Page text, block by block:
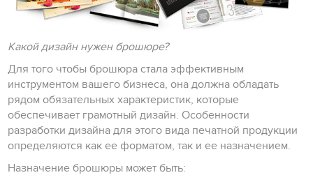
Какой дизайн нужен брошюре?
Для того чтобы брошюра стала эффективным
инструментом вашего бизнеса, она должна обладать
рядом обязательных характеристик, которые
обеспечивает грамотный дизайн. Особенности
разработки дизайна для этого вида печатной продукции
определяются как ее форматом, так и ее назначением.
Назначение брошюры может быть: